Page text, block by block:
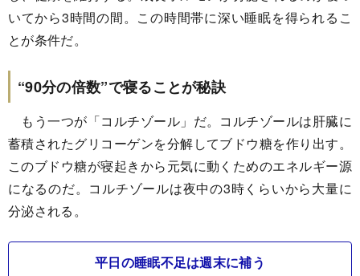
いてから3時間の間。この時間帯に深い睡眠を得られるこ
とが条件だ。
“90分の倍数”で寝ることが秘訣
もう一つが「コルチゾール」だ。コルチゾールは肝臓に
蓄積されたグリコーゲンを分解してブドウ糖を作り出す。
このブドウ糖が寝起きから元気に動くためのエネルギー源
になるのだ。コルチゾールは夜中の3時くらいから大量に
分泌される。
平日の睡眠不足は週末に補う